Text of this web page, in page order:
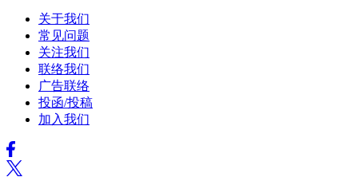
关于我们
常见问题
关注我们
联络我们
广告联络
投函/投稿
加入我们